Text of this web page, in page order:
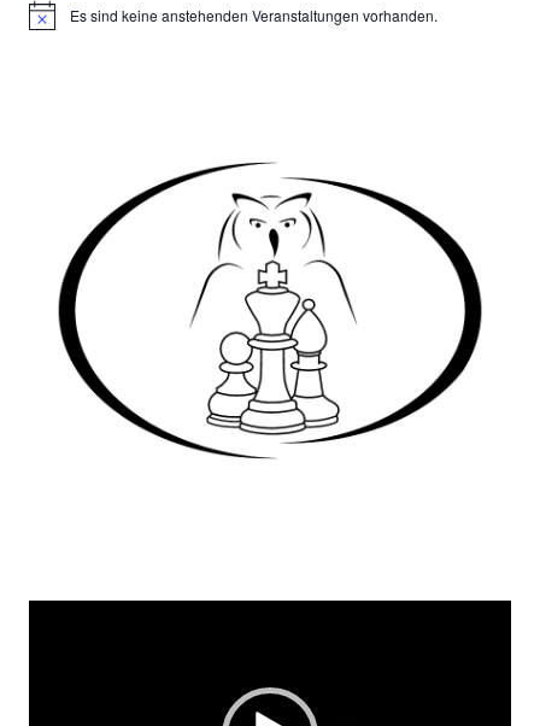
HinweisEs sind keine anstehenden Veranstaltungen vorhanden.